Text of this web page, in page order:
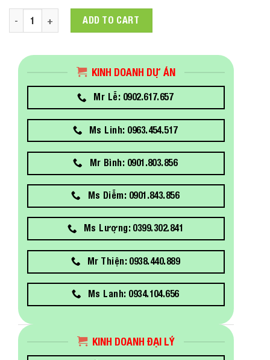
HPE LC to LC Multi-mode OM3 2-Fiber 2.0m 1-Pack Fiber
ADD TO CART
KINH DOANH DỰ ÁN
Mr Lễ: 0902.617.657
Ms Linh: 0963.454.517
Mr Bình: 0901.803.856
Ms Diễm: 0901.843.856
Ms Lượng: 0399.302.841
Mr Thiện: 0938.440.889
Ms Lanh: 0934.104.656
KINH DOANH ĐẠI LÝ